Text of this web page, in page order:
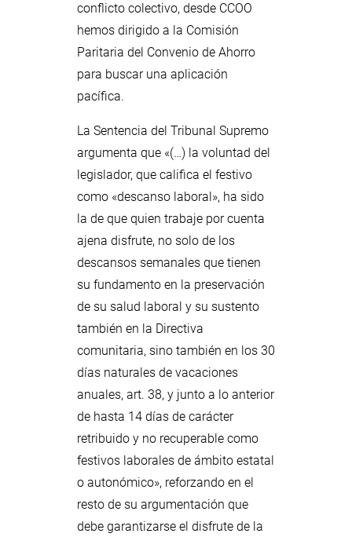
conflicto colectivo, desde CCOO
hemos dirigido a la Comisión
Paritaria del Convenio de Ahorro
para buscar una aplicación
pacífica.
La Sentencia del Tribunal Supremo
argumenta que «(…) la voluntad del
legislador, que califica el festivo
como «descanso laboral», ha sido
la de que quien trabaje por cuenta
ajena disfrute, no solo de los
descansos semanales que tienen
su fundamento en la preservación
de su salud laboral y su sustento
también en la Directiva
comunitaria, sino también en los 30
días naturales de vacaciones
anuales, art. 38, y junto a lo anterior
de hasta 14 días de carácter
retribuido y no recuperable como
festivos laborales de ámbito estatal
o autonómico», reforzando en el
resto de su argumentación que
debe garantizarse el disfrute de la